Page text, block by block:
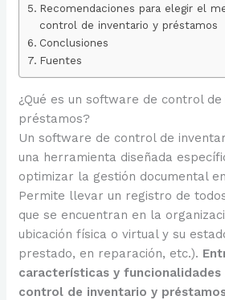
Recomendaciones para elegir el
control de inventario y préstamos
Conclusiones
Fuentes
¿Qué es un software de control
préstamos?
Un software de control de
una herramienta diseñada
optimizar la gestión documental
Permite llevar un registro de
que se encuentran en la
ubicación física o virtual y su
prestado, en reparación, etc.).
características y
control de inventario y